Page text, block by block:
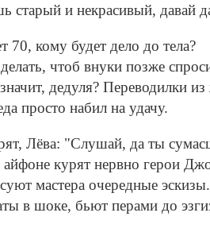
старый и некрасивый, давай
70, кому будет дело до тела?
чтоб внуки позже
дедуля? Переводилки
просто набил на удачу.
Лёва: "Слушай, да ты
айфоне курят нервно герои
мастера очередные эскизы.
в шоке, бьют перами до